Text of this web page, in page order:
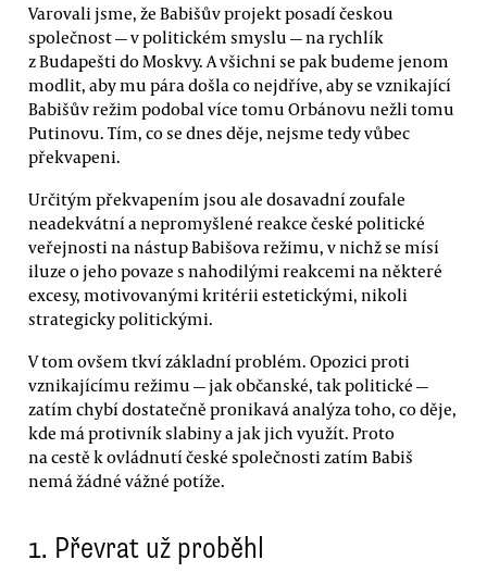
Varovali jsme, že Babišův projekt posadí českou
společnost — v politickém smyslu — na rychlík
z Budapešti do Moskvy. A všichni se pak budeme jenom
modlit, aby mu pára došla co nejdříve, aby se vznikající
Babišův režim podobal více tomu Orbánovu nežli tomu
Putinovu. Tím, co se dnes děje, nejsme tedy vůbec
překvapeni.
Určitým překvapením jsou ale dosavadní zoufale
neadekvátní a nepromyšlené reakce české politické
veřejnosti na nástup Babišova režimu, v nichž se mísí
iluze o jeho povaze s nahodilými reakcemi na některé
excesy, motivovanými kritérii estetickými, nikoli
strategicky politickými.
V tom ovšem tkví základní problém. Opozici proti
vznikajícímu režimu — jak občanské, tak politické —
zatím chybí dostatečně pronikavá analýza toho, co děje,
kde má protivník slabiny a jak jich využít. Proto
na cestě k ovládnutí české společnosti zatím Babiš
nemá žádné vážné potíže.
1. Převrat už proběhl